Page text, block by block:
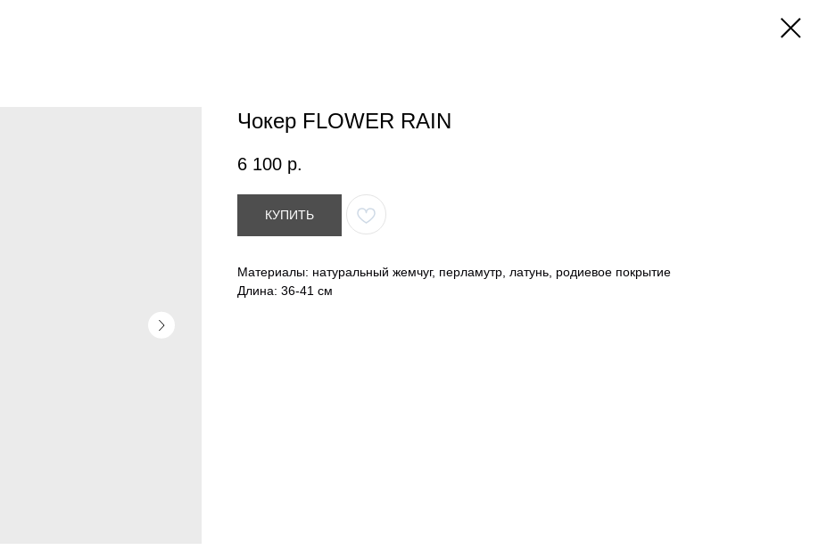
Чокер FLOWER RAIN
6 100 р.
КУПИТЬ
Материалы: натуральный жемчуг, перламутр, латунь, родиевое покрытие
Длина: 36-41 см